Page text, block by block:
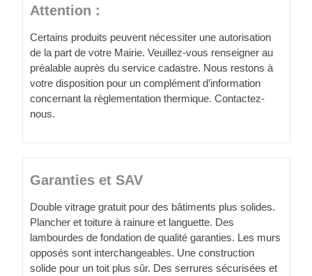
Attention :
Certains produits peuvent nécessiter une autorisation
de la part de votre Mairie. Veuillez-vous renseigner au
préalable auprès du service cadastre. Nous restons à
votre disposition pour un complément d’information
concernant la règlementation thermique. Contactez-
nous.
Garanties et SAV
Double vitrage gratuit pour des bâtiments plus solides.
Plancher et toiture à rainure et languette. Des
lambourdes de fondation de qualité garanties. Les murs
opposés sont interchangeables. Une construction
solide pour un toit plus sûr. Des serrures sécurisées et